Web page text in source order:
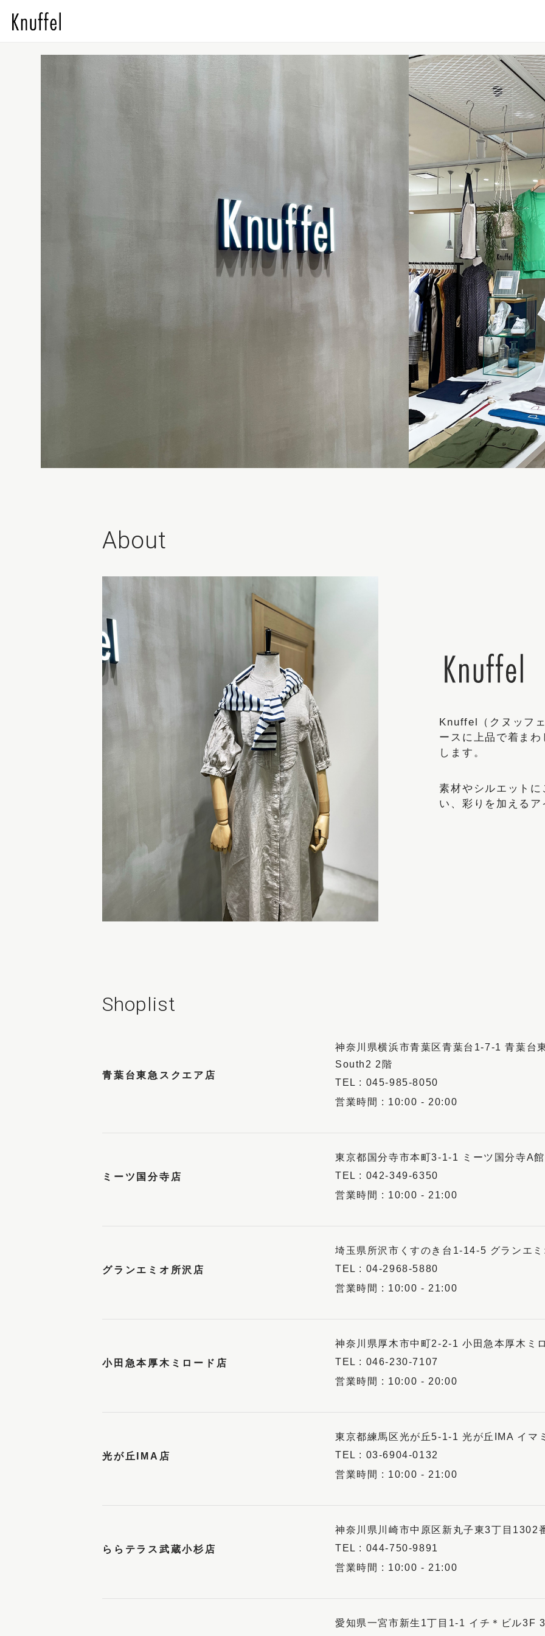
About
Knuffel（クヌッフ
ースに上品で着ま
します。
素材やシルエット
い、彩りを加えるア
Shoplist
青葉台東急スクエア店
神奈川県横浜市青葉区青葉台1-7-1 青葉台
South2 2階
045-985-8050
10:00 - 20:00
ミーツ国分寺店
東京都国分寺市本町3-1-1 ミーツ国分寺A
042-349-6350
10:00 - 21:00
グランエミオ所沢店
埼玉県所沢市くすのき台1-14-5 グランエ
04-2968-5880
10:00 - 21:00
小田急本厚木ミロード店
神奈川県厚木市中町2-2-1 小田急本厚木ミ
046-230-7107
10:00 - 20:00
光が丘IMA店
東京都練馬区光が丘5-1-1 光が丘IMA イマ
03-6904-0132
10:00 - 21:00
ららテラス武蔵小杉店
神奈川県川崎市中原区新丸子東3丁目1302
044-750-9891
10:00 - 21:00
愛知県一宮市新生1丁目1-1 イチ＊ビル3F